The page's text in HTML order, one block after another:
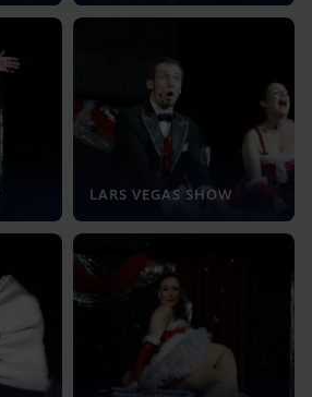
LARS VEGAS SHOW